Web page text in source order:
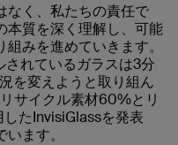
なく、私たちの責任で
本質を深く理解し、可能
みを進めていきます。
されているガラスは3分
を変えようと取り組ん
サイクル素材60%とリ
たInvisiGlassを発表
ます。